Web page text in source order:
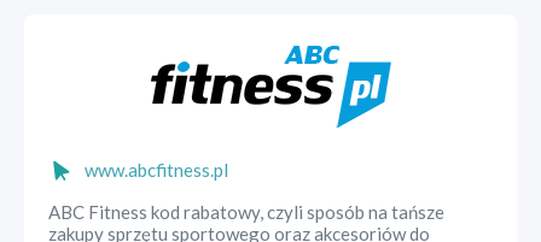
www.abcfitness.pl
ABC Fitness kod rabatowy, czyli sposób na tańsze
zakupy sprzętu sportowego oraz akcesoriów do